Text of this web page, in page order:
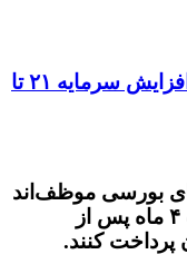
مجامع افزایش سرمایه هفته آینده | افزایش سرمایه ۲۱ تا
بورسی موظف‌اند
حداکثر ظرف مدت ۴ ماه پس از
کنند.